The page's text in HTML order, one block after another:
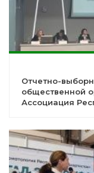
Отчетно-
общественной
Ассоциация